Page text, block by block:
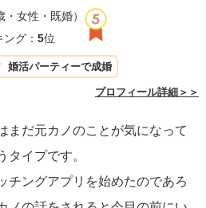
対面のような状況では、
ケーションを深め
愛に触れる方が、相手に与える
かは人それぞれ異なりますが、
元カノの話をされることに対し
象を持つ可能性が高いです。話
・女性・既婚）
グ： 5位
婚活パーティーで成婚
プロフィール詳細＞＞
まだ元カノのことが気になって
タイプです。
チングアプリを始めたのであろ